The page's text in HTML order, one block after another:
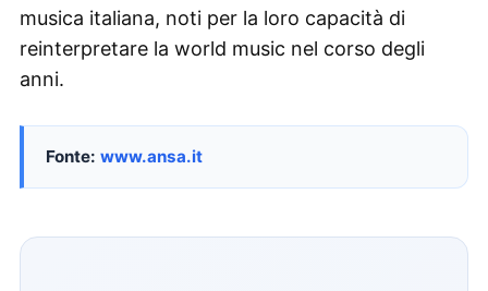
musica italiana, noti per la loro capacità di
reinterpretare la world music nel corso degli
anni.
Fonte: www.ansa.it